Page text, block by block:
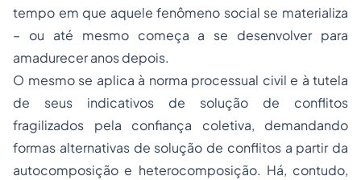
tempo em que aquele fenômeno social se materializa
– ou até mesmo começa a se desenvolver para
amadurecer anos depois.
O mesmo se aplica à norma processual civil e à tutela
de seus indicativos de solução de conflitos
fragilizados pela confiança coletiva, demandando
formas alternativas de solução de conflitos a partir da
autocomposição e heterocomposição. Há, contudo,